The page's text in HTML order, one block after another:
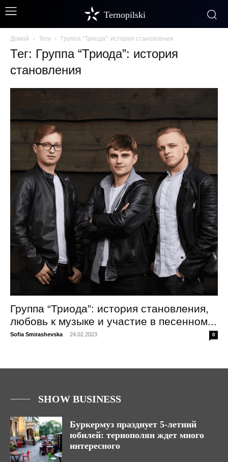
Ternopilski
Домой Теги Группа “Триода”: история становления
Тег: Группа “Триода”: история
становления
Группа “Триода”: история становления,
любовь к музыке и участие в песенном...
Sofia Smirashevska - 24.02.2023 0
SHOW BUSINESS
Буркермуз празднует 5-летний
юбилей: тернополян ждет много
интересного